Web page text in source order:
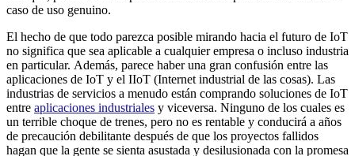
caso de uso genuino.
El hecho de que todo parezca posible mirando hacia el futuro de IoT
no significa que sea aplicable a cualquier empresa o incluso industria
en particular. Además, parece haber una gran confusión entre las
aplicaciones de IoT y el IIoT (Internet industrial de las cosas). Las
industrias de servicios a menudo están comprando soluciones de IoT
entre aplicaciones industriales y viceversa. Ninguno de los cuales es
un terrible choque de trenes, pero no es rentable y conducirá a años
de precaución debilitante después de que los proyectos fallidos
hagan que la gente se sienta asustada y desilusionada con la promesa